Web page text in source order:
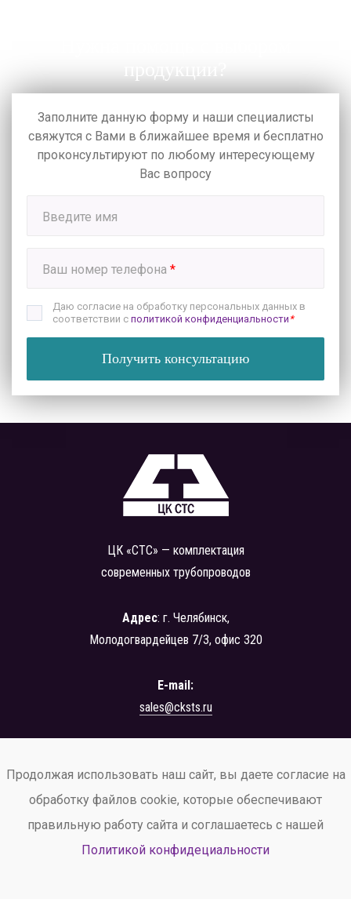
Заполните данную форму и наши специалисты
свяжутся с Вами в ближайшее время и бесплатно
проконсультируют по любому интересующему
Вас вопросу
Введите имя
Ваш номер телефона *
Получить консультацию
Даю согласие на обработку персональных данных в
соответствии с политикой конфиденциальности *
ЦК «СТС» — комплектация
современных трубопроводов
Адрес: г. Челябинск,
Молодогвардейцев 7/3, офис 320
E-mail:
sales@cksts.ru
заказать звонок
© ООО ЦК «СТС», 2026
Продолжая использовать наш сайт, вы даете согласие на
обработку файлов cookie, которые обеспечивают
правильную работу сайта и соглашаетесь с нашей
Политикой конфидециальности